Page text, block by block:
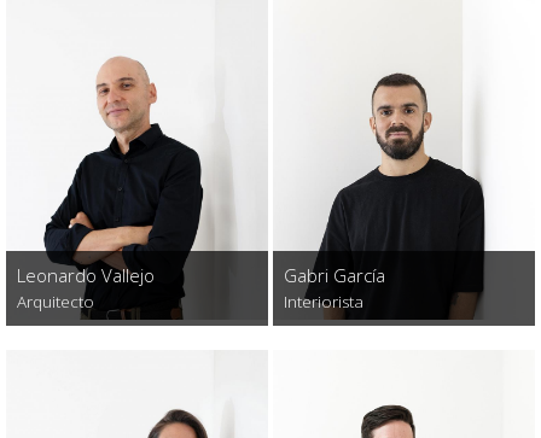
Leonardo Vallejo
Arquitecto
Gabri García
Interiorista